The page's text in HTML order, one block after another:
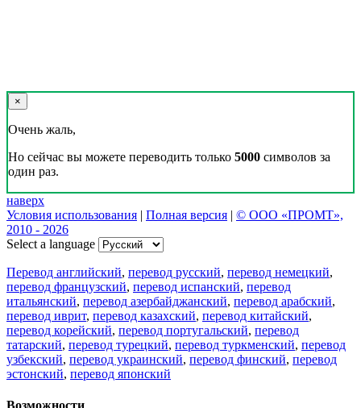
×
Очень жаль,
Но сейчас вы можете переводить только 5000 символов за
один раз.
наверх
Условия использования | Полная версия | © ООО «ПРОМТ»,
2010 - 2026
Select a language
Перевод английский, перевод русский, перевод немецкий,
перевод французский, перевод испанский, перевод
итальянский, перевод азербайджанский, перевод арабский,
перевод иврит, перевод казахский, перевод китайский,
перевод корейский, перевод португальский, перевод
татарский, перевод турецкий, перевод туркменский, перевод
узбекский, перевод украинский, перевод финский, перевод
эстонский, перевод японский